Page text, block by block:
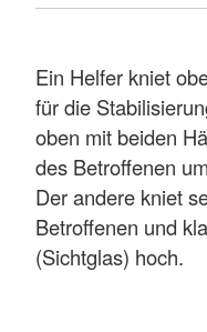
Ein Helfer kniet
für die
oben mit beiden
des Betroffenen
Der andere kniet
Betroffenen und
(Sichtglas) hoch.